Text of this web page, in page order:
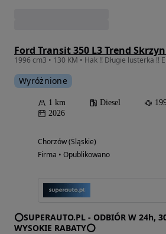
1996 cm3 • 130 KM • Hak !! Długie lusterka !!
Wyróżnione
1 km Diesel
2026
Chorzów (Śląskie)
Firma • Opublikowano
⭕SUPERAUTO.PL - ODBIÓR W 24h,
WYSOKIE RABATY⭕